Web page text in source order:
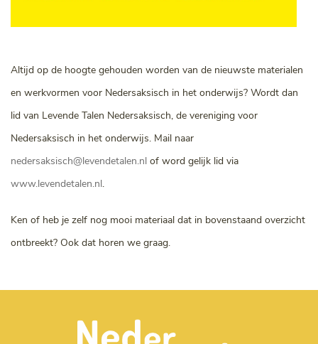
Altijd op de hoogte gehouden worden van de nieuwste materialen
en werkvormen voor Nedersaksisch in het onderwijs? Wordt dan
lid van Levende Talen Nedersaksisch, de vereniging voor
Nedersaksisch in het onderwijs. Mail naar
nedersaksisch@levendetalen.nl of word gelijk lid via
www.levendetalen.nl.
Ken of heb je zelf nog mooi materiaal dat in bovenstaand overzicht
ontbreekt? Ook dat horen we graag.